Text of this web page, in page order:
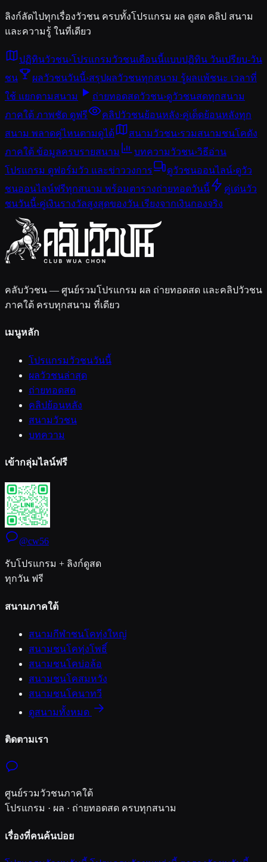
ลิงก์ลัดไปทุกเรื่องวัวชน ครบทั้งโปรแกรม ผล ดูสด คลิป สนาม
และความรู้ ในที่เดียว
ปฏิทินวัวชน›โปรแกรมวัวชนเดือนนี้แบบปฏิทิน วันเปรียบ-วัน
ชน
ผลวัวชนวันนี้›สรุปผลวัวชนทุกสนาม รู้ผลแพ้ชนะ เวลาที่
ใช้ แยกตามสนาม
ถ่ายทอดสดวัวชน›ดูวัวชนสดทุกสนาม
ภาคใต้ ภาพชัด ดูฟรี
คลิปวัวชนย้อนหลัง›คู่เด็ดย้อนหลังทุก
สนาม พลาดคู่ไหนตามดูได้
สนามวัวชน›รวมสนามชนโคดัง
ภาคใต้ ข้อมูลครบรายสนาม
บทความวัวชน›วิธีอ่าน
โปรแกรม ดูฟอร์มวัว และข่าววงการ
ดูวัวชนออนไลน์›ดูวัว
ชนออนไลน์ฟรีทุกสนาม พร้อมตารางถ่ายทอดวันนี้
คู่เด่นวัว
ชนวันนี้›คู่เงินรางวัลสูงสุดของวัน เรียงจากเงินกองจริง
คลับวัวชน — ศูนย์รวมโปรแกรม ผล ถ่ายทอดสด และคลิปวัวชน
ภาคใต้ ครบทุกสนาม ที่เดียว
เมนูหลัก
โปรแกรมวัวชนวันนี้
ผลวัวชนล่าสุด
ถ่ายทอดสด
คลิปย้อนหลัง
สนามวัวชน
บทความ
เข้ากลุ่มไลน์ฟรี
@cw56
รับโปรแกรม + ลิงก์ดูสด
ทุกวัน ฟรี
สนามภาคใต้
สนามกีฬาชนโคทุ่งใหญ่
สนามชนโคทุ่งโพธิ์
สนามชนโคบ่อล้อ
สนามชนโคสมหวัง
สนามชนโคนาทวี
ดูสนามทั้งหมด
ติดตามเรา
ศูนย์รวมวัวชนภาคใต้
โปรแกรม · ผล · ถ่ายทอดสด ครบทุกสนาม
เรื่องที่คนค้นบ่อย